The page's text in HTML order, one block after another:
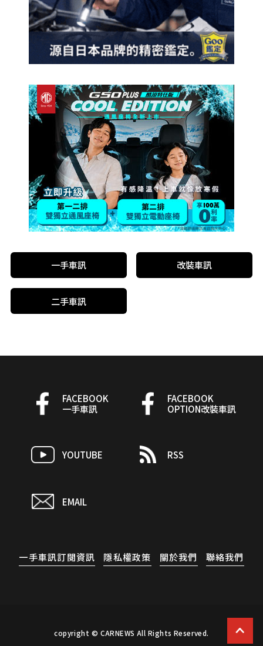
一手車訊 改裝車訊
二手車訊
FACEBOOK
一手車訊
FACEBOOK
OPTION改裝車訊
YOUTUBE RSS
EMAIL
一手車訊訂閱資訊 隱私權政策 關於我們 聯絡我們
copyright © CARNEWS All Rights Reserved.